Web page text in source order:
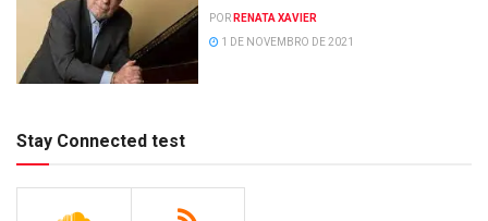
POR RENATA XAVIER
1 DE NOVEMBRO DE 2021
Stay Connected test